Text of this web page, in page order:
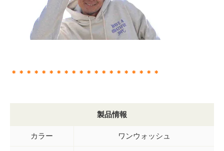
＊＊＊＊＊＊＊＊＊＊＊＊＊＊＊＊＊＊＊＊
製品情報
カラー ワンウォッシュ